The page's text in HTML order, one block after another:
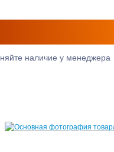
наличие у менеджера